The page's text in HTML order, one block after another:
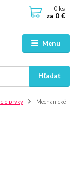
Menu
Hľadať
0 ks
za 0 €
prvky
Mechanické